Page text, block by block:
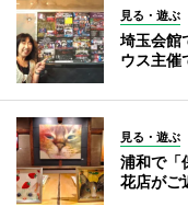
見る・遊ぶ
埼玉会館
ウス主催
見る・遊ぶ
浦和で「
花店がご